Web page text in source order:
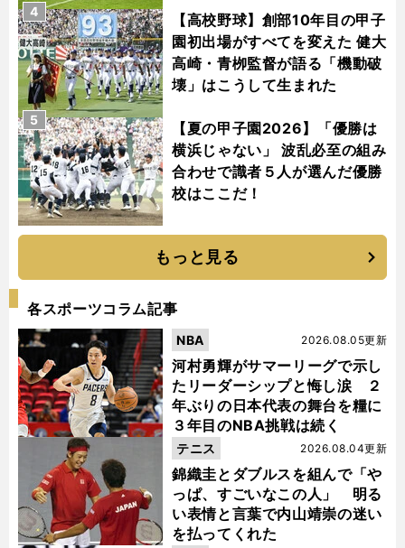
【高校野球】創部10年目の甲子
園初出場がすべてを変えた 健大
高崎・青栁監督が語る「機動破
壊」はこうして生まれた
4
【夏の甲子園2026】「優勝は
横浜じゃない」 波乱必至の組み
合わせで識者５人が選んだ優勝
校はここだ！
5
もっと見る
各スポーツコラム記事
河村勇輝がサマーリーグで示し
たリーダーシップと悔し涙 ２
年ぶりの日本代表の舞台を糧に
３年目のNBA挑戦は続く
2026.08.05更新
NBA
錦織圭とダブルスを組んで「や
っぱ、すごいなこの人」 明る
い表情と言葉で内山靖崇の迷い
を払ってくれた
2026.08.04更新
テニス